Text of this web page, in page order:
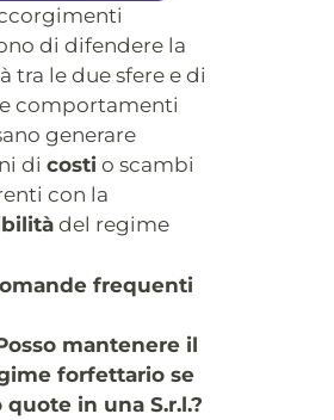
di difendere la
tra le due sfere e di
comportamenti
generare
di costi o scambi
con la
del regime
frequenti
mantenere il
forfettario se
quote in una S.r.l.?